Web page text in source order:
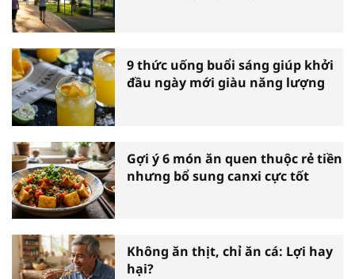
9 thức uống buổi sáng giúp khởi
đầu ngày mới giàu năng lượng
Gợi ý 6 món ăn quen thuộc rẻ tiền
nhưng bổ sung canxi cực tốt
Không ăn thịt, chỉ ăn cá: Lợi hay
hại?